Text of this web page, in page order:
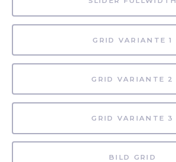
GRID VARIANTE 1
GRID VARIANTE 2
GRID VARIANTE 3
BILD GRID